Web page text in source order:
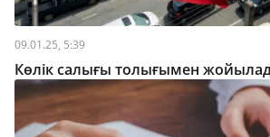
09.01.25, 5:39
Көлік салығы толығымен